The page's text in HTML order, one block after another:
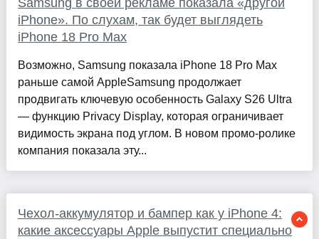
Samsung в своей рекламе показала «другой
iPhone». По слухам, так будет выглядеть
iPhone 18 Pro Max
Возможно, Samsung показала iPhone 18 Pro Max
раньше самой AppleSamsung продолжает
продвигать ключевую особенность Galaxy S26 Ultra
— функцию Privacy Display, которая ограничивает
видимость экрана под углом. В новом промо-ролике
компания показала эту...
Чехол-аккумулятор и бампер как у iPhone 4:
какие аксессуары Apple выпустит специально